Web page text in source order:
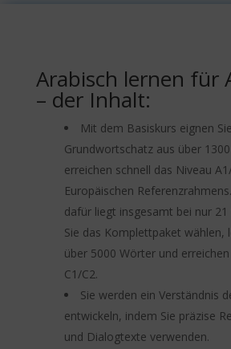
Arabisch lernen für
– der Inhalt:
Mit dem Basiskurs eignen
Grundwortschatz aus über
erreichen schnell das Niveau
Europäischen
dafür liegt insgesamt bei nur 21
Sie das Komplettpaket wählen,
über 5000 Wörter und
C1/C2.
Sie werden ein Verständnis
entwickeln, indem Sie präzise
und Dialogtexte verwenden.